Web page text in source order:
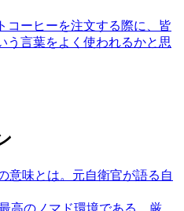
コーヒーを注文する際に、皆
う言葉をよく使われるかと思
意味とは。元自衛官が語る自
高のノマド環境である。厳